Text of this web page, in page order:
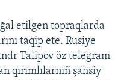
etilgen topraqlarda
taqip ete. Rusiye
Talipov öz telegram
qırımlılarnıñ şahsiy